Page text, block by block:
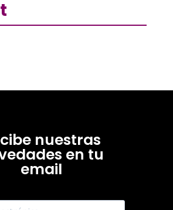
nuestras
en tu
email